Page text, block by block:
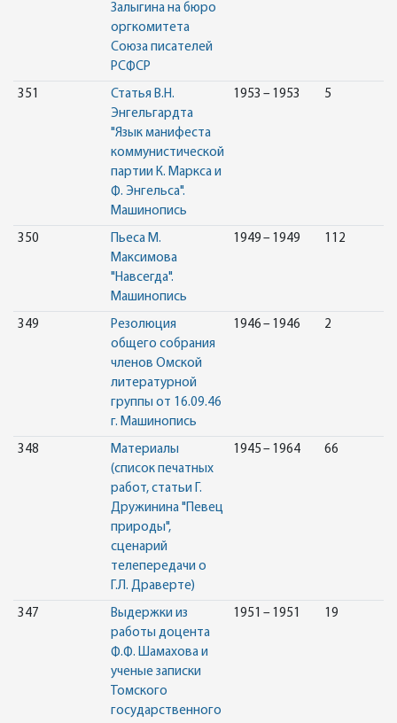
Залыгина на бюро
оргкомитета
Союза писателей
РСФСР
351
Статья В.Н.
Энгельгардта
"Язык манифеста
коммунистической
партии К. Маркса и
Ф. Энгельса".
Машинопись
1953 – 1953 5
350
Пьеса М.
Максимова
"Навсегда".
Машинопись
1949 – 1949 112
349
Резолюция
общего собрания
членов Омской
литературной
группы от 16.09.46
г. Машинопись
1946 – 1946 2
348
Материалы
(список печатных
работ, статьи Г.
Дружинина "Певец
природы",
сценарий
телепередачи о
Г.Л. Драверте)
1945 – 1964 66
347
Выдержки из
работы доцента
Ф.Ф. Шамахова и
ученые записки
Томского
государственного
1951 – 1951 19